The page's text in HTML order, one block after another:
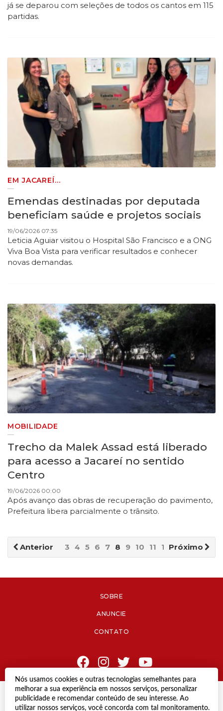
Nós usamos cookies e outras tecnologias semelhantes para
melhorar a sua experiência em nossos serviços, personalizar
publicidade e recomendar conteúdo de seu interesse. Ao
utilizar nossos serviços, você concorda com tal monitoramento.
já se deparou com seleções de todos os cantos em 115
partidas.
EM JACAREÍ...
Emendas destinadas por deputada
beneficiam saúde e projetos sociais
19/06/2026 07:35
Leticia Aguiar visitou o Hospital São Francisco e a ONG
Viva Boa Vista para verificar resultados e conhecer
novas demandas.
MOBILIDADE
Trecho da Malek Assad está liberado
para acesso a Jacareí no sentido
Centro
19/06/2026 00:00
Após avanço das obras de recuperação do pavimento,
Prefeitura libera parcialmente o trânsito.
Anterior Próximo
3 4 5 6 7 8 9 10 11 12
SOBRE
ANUNCIE
CONTATO
© Copyright 2021 Diário de Jacareí.
Todos os direitos reservados.